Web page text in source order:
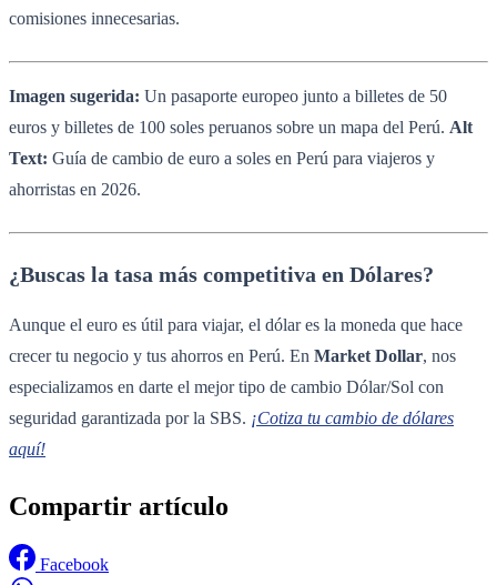
comisiones innecesarias.
Imagen sugerida: Un pasaporte europeo junto a billetes de 50
euros y billetes de 100 soles peruanos sobre un mapa del Perú. Alt
Text: Guía de cambio de euro a soles en Perú para viajeros y
ahorristas en 2026.
¿Buscas la tasa más competitiva en Dólares?
Aunque el euro es útil para viajar, el dólar es la moneda que hace
crecer tu negocio y tus ahorros en Perú. En Market Dollar, nos
especializamos en darte el mejor tipo de cambio Dólar/Sol con
seguridad garantizada por la SBS. ¡Cotiza tu cambio de dólares
aquí!
Compartir artículo
Facebook